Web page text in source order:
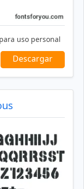
uso personal
Descargar